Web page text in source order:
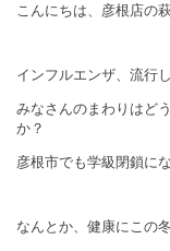
こんにちは、彦根店の
インフルエンザ、流行
みなさんのまわりはど
か？
彦根市でも学級閉鎖に
なんとか、健康にこの